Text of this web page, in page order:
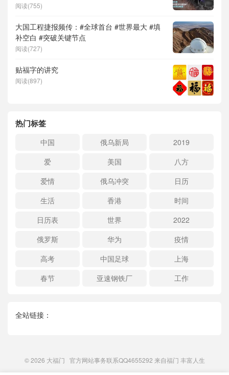
阅读(755)
大国工程捷报频传：#全球首台 #世界最大 #填
补空白 #突破关键节点
阅读(727)
贴福字的讲究
阅读(897)
热门标签
中国 俄乌新局
2019
爱
美国
八方
爱情
俄乌冲突
日历
生活
香港
时间
日历表
世界
2022
俄罗斯
华为
疫情
高考
中国足球
上海
春节
亚速钢铁厂 工作
全站链接：
© 2026 大福门 官方网站事务联系QQ4655292 来自福门 丰富人生